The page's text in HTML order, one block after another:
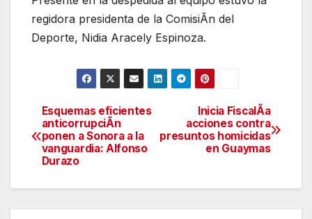
regidora presidenta de la ComisiÃn del
Deporte, Nidia Aracely Espinoza.
Navegación
de
Inicia FiscalÃa
acciones contra
presuntos homicidas
en Guaymas
Esquemas eficientes
anticorrupciÃn
ponen a Sonora a la
vanguardia: Alfonso
Durazo